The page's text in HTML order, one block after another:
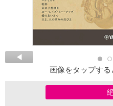
画像をタップする